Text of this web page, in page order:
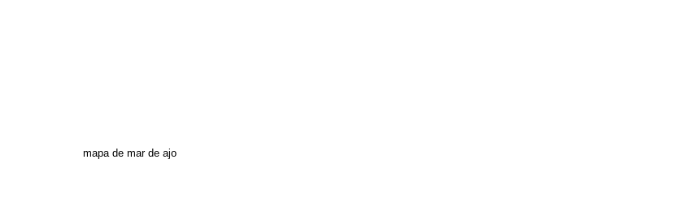
mapa de mar de ajo